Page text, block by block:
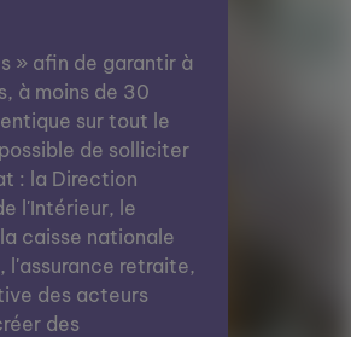
» afin de garantir à
à moins de 30
sur tout le
de solliciter
: la Direction
l'Intérieur, le
caisse nationale
l'assurance retraite,
des acteurs
des